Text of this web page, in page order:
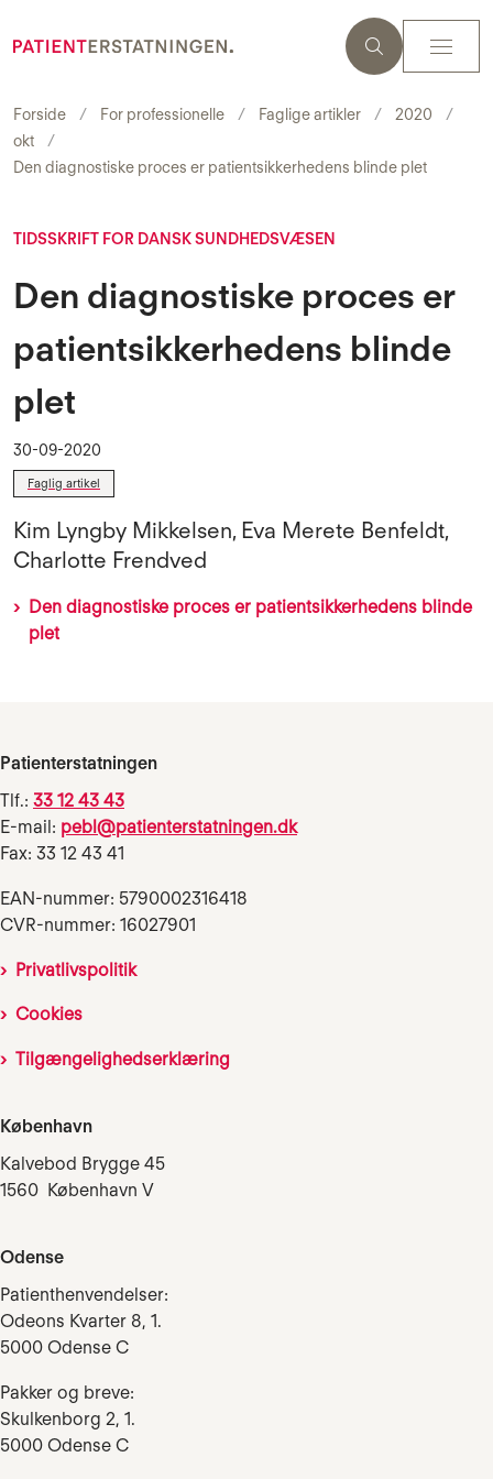
Forside For professionelle Faglige artikler
2020
okt
Den diagnostiske proces er patientsikkerhedens blinde plet
TIDSSKRIFT FOR DANSK SUNDHEDSVÆSEN
Den diagnostiske proces er
patientsikkerhedens blinde
plet
30-09-2020
Faglig artikel
Kim Lyngby Mikkelsen, Eva Merete Benfeldt,
Charlotte Frendved
Den diagnostiske proces er patientsikkerhedens blinde
plet
Patienterstatningen
Tlf.: 33 12 43 43
E-mail: pebl@patienterstatningen.dk
Fax: 33 12 43 41
EAN-nummer: 5790002316418
CVR-nummer: 16027901
Privatlivspolitik
Cookies
Tilgængelighedserklæring
København
Kalvebod Brygge 45
1560 København V
Odense
Patienthenvendelser:
Odeons Kvarter 8, 1.
5000 Odense C
Pakker og breve:
Skulkenborg 2, 1.
5000 Odense C